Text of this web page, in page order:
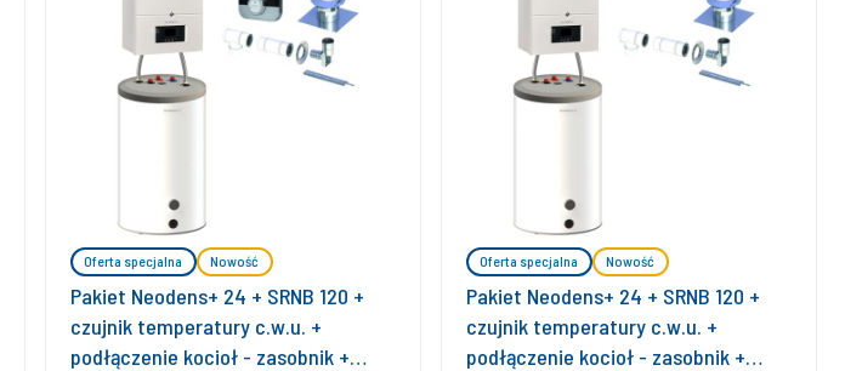
Oferta specjalna Nowość
Pakiet Neodens+ 24 + SRNB 120 +
czujnik temperatury c.w.u. +
podłączenie kocioł - zasobnik +
Oferta specjalna Nowość
Pakiet Neodens+ 24 + SRNB 120 +
czujnik temperatury c.w.u. +
podłączenie kocioł - zasobnik +